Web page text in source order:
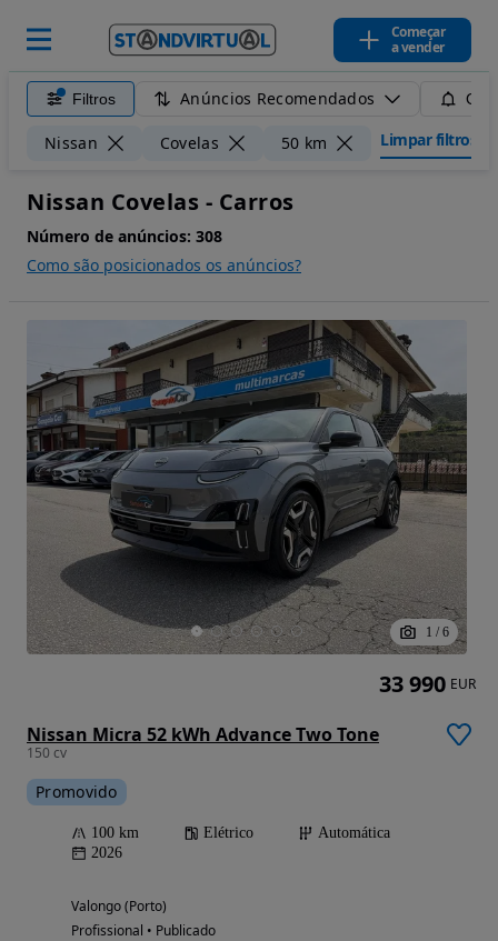
Começar
a vender
Filtros Anúncios Recomendados
Nissan Covelas 50 km Limpar filtros
Nissan Covelas - Carros
Número de anúncios: 308
Como são posicionados os anúncios?
1 / 6
Nissan Micra 52 kWh Advance Two Tone
150 cv
Promovido
100 km Elétrico
Automática
2026
Valongo (Porto)
Profissional • Publicado
33 990 EUR